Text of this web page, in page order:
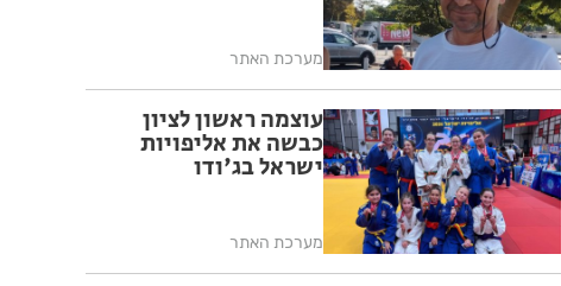
מערכת האתר
עוצמה ראשון לציון
כבשה את אליפויות
ישראל בג'ודו
מערכת האתר